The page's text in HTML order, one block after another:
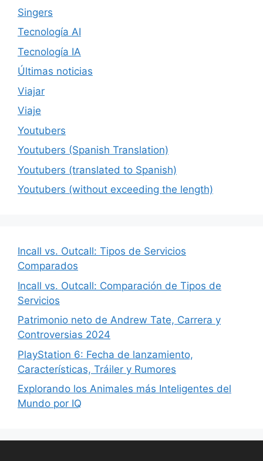
Singers
Tecnología AI
Tecnología IA
Últimas noticias
Viajar
Viaje
Youtubers
Youtubers (Spanish Translation)
Youtubers (translated to Spanish)
Youtubers (without exceeding the length)
Incall vs. Outcall: Tipos de Servicios
Comparados
Incall vs. Outcall: Comparación de Tipos de
Servicios
Patrimonio neto de Andrew Tate, Carrera y
Controversias 2024
PlayStation 6: Fecha de lanzamiento,
Características, Tráiler y Rumores
Explorando los Animales más Inteligentes del
Mundo por IQ